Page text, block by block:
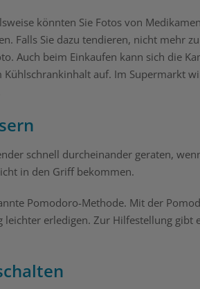
könnten Sie Fotos von
Falls Sie dazu tendieren, nicht mehr
Auch beim Einkaufen kann sich die
Kühlschrankinhalt auf. Im Supermarkt
schnell durcheinander geraten,
in den Griff bekommen.
Pomodoro-Methode. Mit der
leichter erledigen. Zur Hilfestellung gibt